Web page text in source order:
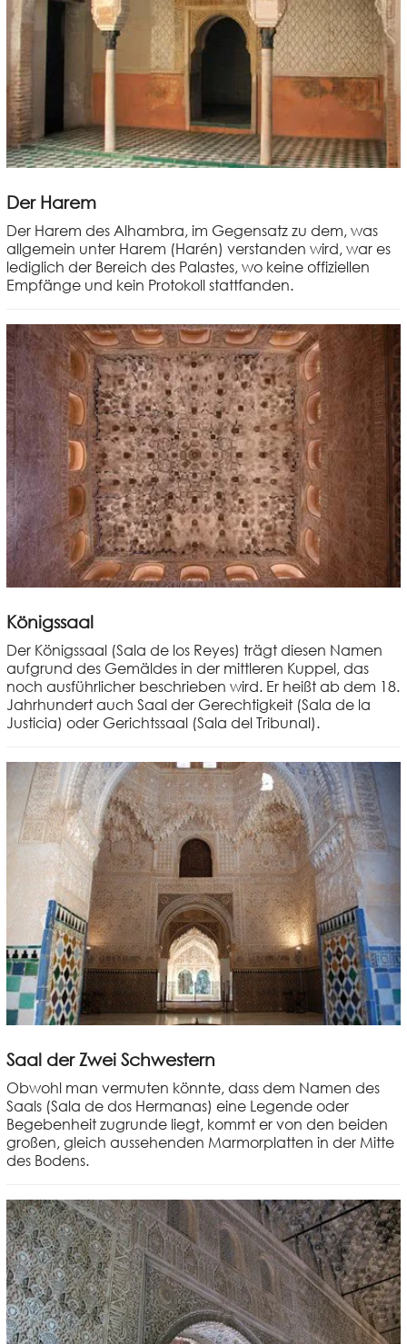
Der Harem
Der Harem des Alhambra, im Gegensatz zu dem, was
allgemein unter Harem (Harén) verstanden wird, war es
lediglich der Bereich des Palastes, wo keine offiziellen
Empfänge und kein Protokoll stattfanden.
Königssaal
Der Königssaal (Sala de los Reyes) trägt diesen Namen
aufgrund des Gemäldes in der mittleren Kuppel, das
noch ausführlicher beschrieben wird. Er heißt ab dem 18.
Jahrhundert auch Saal der Gerechtigkeit (Sala de la
Justicia) oder Gerichtssaal (Sala del Tribunal).
Saal der Zwei Schwestern
Obwohl man vermuten könnte, dass dem Namen des
Saals (Sala de dos Hermanas) eine Legende oder
Begebenheit zugrunde liegt, kommt er von den beiden
großen, gleich aussehenden Marmorplatten in der Mitte
des Bodens.